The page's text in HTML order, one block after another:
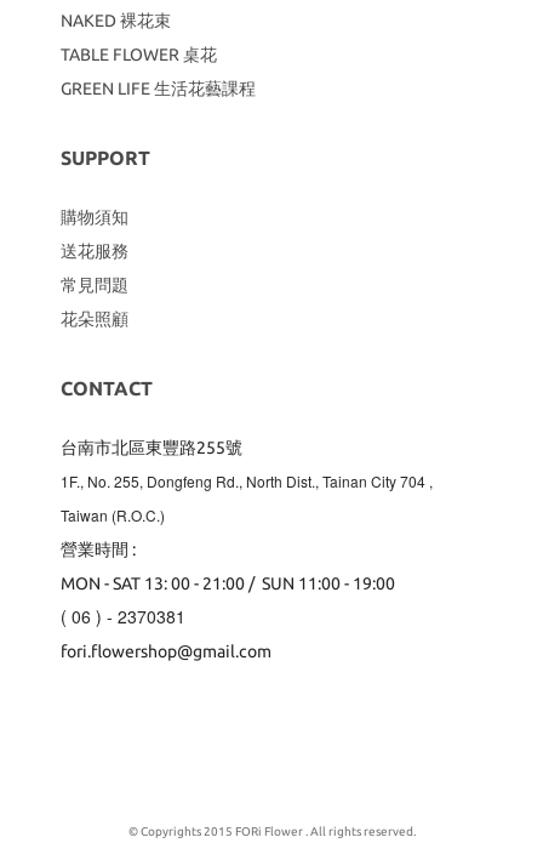
NAKED 裸花束
TABLE FLOWER 桌花
GREEN LIFE 生活花藝課程
SUPPORT
購物須知
送花服務
常見問題
花朵照顧
CONTACT
台南市北區東豐路255號
1F., No. 255, Dongfeng Rd., North Dist., Tainan City 704 ,
Taiwan (R.O.C.)
營業時間 :
MON - SAT 13: 00 - 21:00 / SUN 11:00 - 19:00
( 06 ) - 2370381
fori.flowershop@gmail.com
© Copyrights 2015 FORi Flower . All rights reserved.